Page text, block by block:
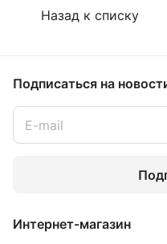
Назад к списку
Подписаться на
Интернет-магазин